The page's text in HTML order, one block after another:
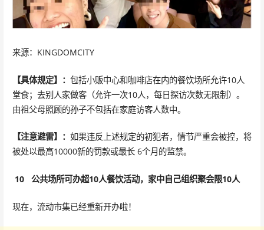
来源：KINGDOMCITY
【具体规定】： 包括小贩中心和咖啡店在内的餐饮场所允许10人
堂食；去别人家做客（允许一次10人，每日探访次数无限制）。
由祖父母照顾的孙子不包括在家庭访客人数中。
【注意避雷】： 如果违反上述规定的初犯者，情节严重会被控，将
被处以最高10000新的罚款或最长 6个月的监禁。
10 公共场所可办超10人餐饮活动，家中自己组织聚会限10人
现在，流动市集已经重新开办啦！